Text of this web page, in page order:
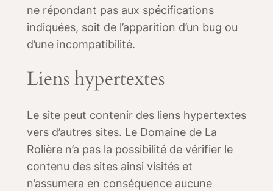
ne répondant pas aux spécifications
indiquées, soit de l’apparition d’un bug ou
d’une incompatibilité.
Liens hypertextes
Le site peut contenir des liens hypertextes
vers d’autres sites. Le Domaine de La
Rolière n’a pas la possibilité de vérifier le
contenu des sites ainsi visités et
n’assumera en conséquence aucune